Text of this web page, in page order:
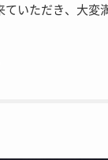
ていただき、大変